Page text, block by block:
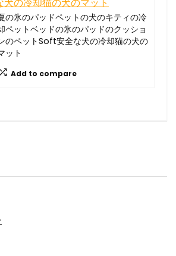
の氷のパッドペットの犬のキティの冷
ペットベッドの氷のパッドのクッショ
のペットSoft安全な犬の冷却猫の犬の
ット
Add to compare